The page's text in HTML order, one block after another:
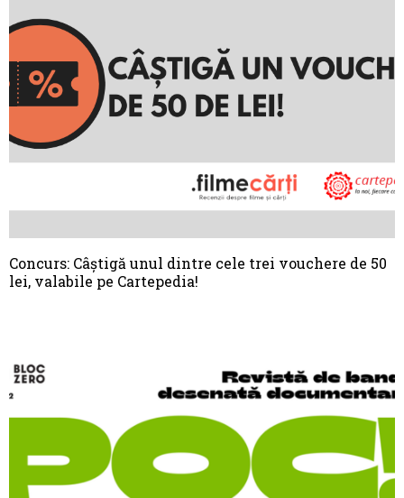
Concurs: Câștigă unul dintre cele trei vouchere de 50
lei, valabile pe Cartepedia!